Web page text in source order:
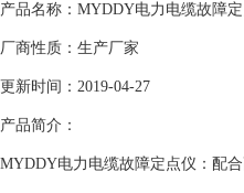
产品名称：MYDDY电力电缆故障
厂商性质：生产厂家
更新时间：2019-04-27
产品简介：
MYDDY电力电缆故障定点仪：配